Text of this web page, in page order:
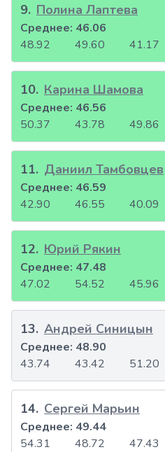
9. Полина Лаптева
48.92 49.60 41.17
Среднее: 46.06
10. Карина Шамова
50.37 43.78 49.86
Среднее: 46.56
11. Даниил Тамбовцев
42.90 46.55 40.09
Среднее: 46.59
12. Юрий Рякин
47.02 54.52 45.96
Среднее: 47.48
13. Андрей Синицын
43.74 43.42 51.20
Среднее: 48.90
14. Сергей Марьин
54.31 48.72 47.43
Среднее: 49.44